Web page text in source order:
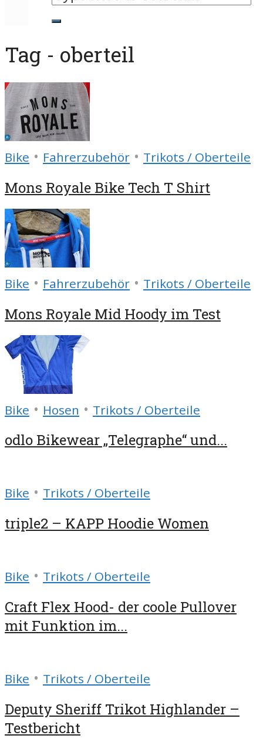
Tag - oberteil
Bike • Fahrerzubehör • Trikots / Oberteile
Mons Royale Bike Tech T Shirt
Bike • Fahrerzubehör • Trikots / Oberteile
Mons Royale Mid Hoody im Test
Bike • Hosen • Trikots / Oberteile
odlo Bikewear „Telegraphe“ und...
Bike • Trikots / Oberteile
triple2 – KAPP Hoodie Women
Bike • Trikots / Oberteile
Craft Flex Hood- der coole Pullover
mit Funktion im...
Bike • Trikots / Oberteile
Deputy Sheriff Trikot Highlander –
Testbericht